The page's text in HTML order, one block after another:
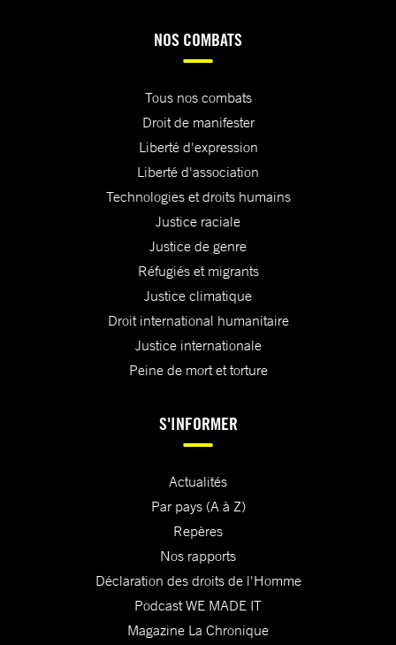
NOS COMBATS
Tous nos combats
Droit de manifester
Liberté d'expression
Liberté d'association
Technologies et droits humains
Justice raciale
Justice de genre
Réfugiés et migrants
Justice climatique
Droit international humanitaire
Justice internationale
Peine de mort et torture
S'INFORMER
Actualités
Par pays (A à Z)
Repères
Nos rapports
Déclaration des droits de l'Homme
Podcast WE MADE IT
Magazine La Chronique